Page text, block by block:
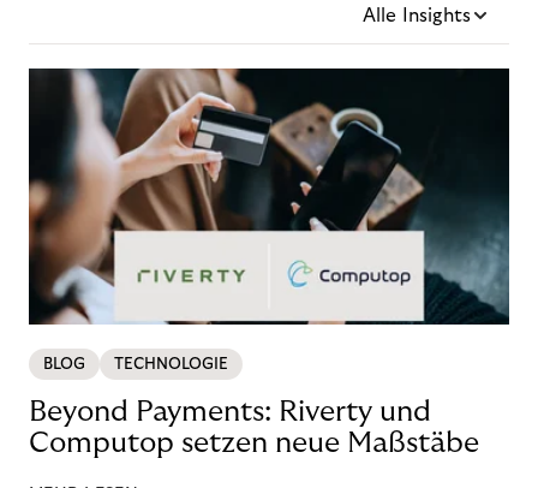
Alle Insights
BLOG TECHNOLOGIE
Beyond Payments: Riverty und
Computop setzen neue Maßstäbe